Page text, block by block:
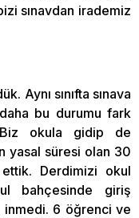
sınavdan irademiz
Aynı sınıfta sınava
bu durumu fark
okula gidip de
yasal süresi olan 30
Derdimizi okul
bahçesinde giriş
inmedi. 6 öğrenci ve